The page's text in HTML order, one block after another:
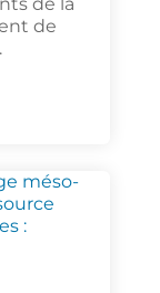
de